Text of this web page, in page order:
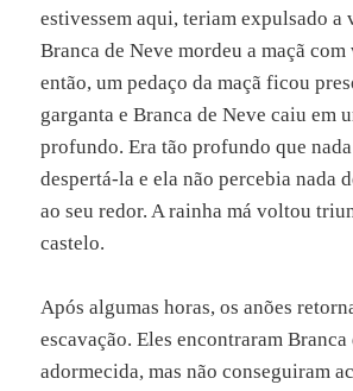
estivessem aqui, teriam expulsado a
Branca de Neve mordeu a maçã com
então, um pedaço da maçã ficou
garganta e Branca de Neve caiu em
profundo. Era tão profundo que
despertá-la e ela não percebia nada
ao seu redor. A rainha má voltou
castelo.
Após algumas horas, os anões
escavação. Eles encontraram Branca
adormecida, mas não conseguiram